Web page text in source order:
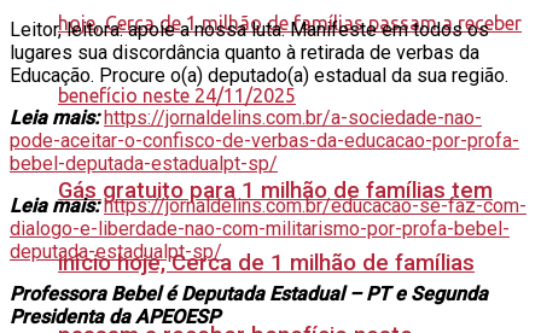
Gás gratuito para 1 milhão de famílias tem
início hoje, Cerca de 1 milhão de famílias
Leitor, leitora: apoie a nossa luta. Manifeste em todos os
lugares sua discordância quanto à retirada de verbas da
Educação. Procure o(a) deputado(a) estadual da sua região.
Leia mais: https://jornaldelins.com.br/a-sociedade-nao-
pode-aceitar-o-confisco-de-verbas-da-educacao-por-profa-
bebel-deputada-estadualpt-sp/
Leia mais: https://jornaldelins.com.br/educacao-se-faz-com-
dialogo-e-liberdade-nao-com-militarismo-por-profa-bebel-
deputada-estadualpt-sp/
Professora Bebel é Deputada Estadual – PT e Segunda
Presidenta da APEOESP